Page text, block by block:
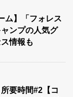
ム】「フォレス
ンプの人気グ
情報も
要時間#2【コ